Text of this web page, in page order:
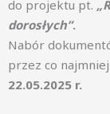
do projektu pt.
dorosłych”.
Nabór
przez co
22.05.2025 r.